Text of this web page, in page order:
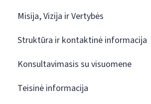
Misija, Vizija ir Vertybės
Struktūra ir kontaktinė informacija
Konsultavimasis su visuomene
Teisinė informacija